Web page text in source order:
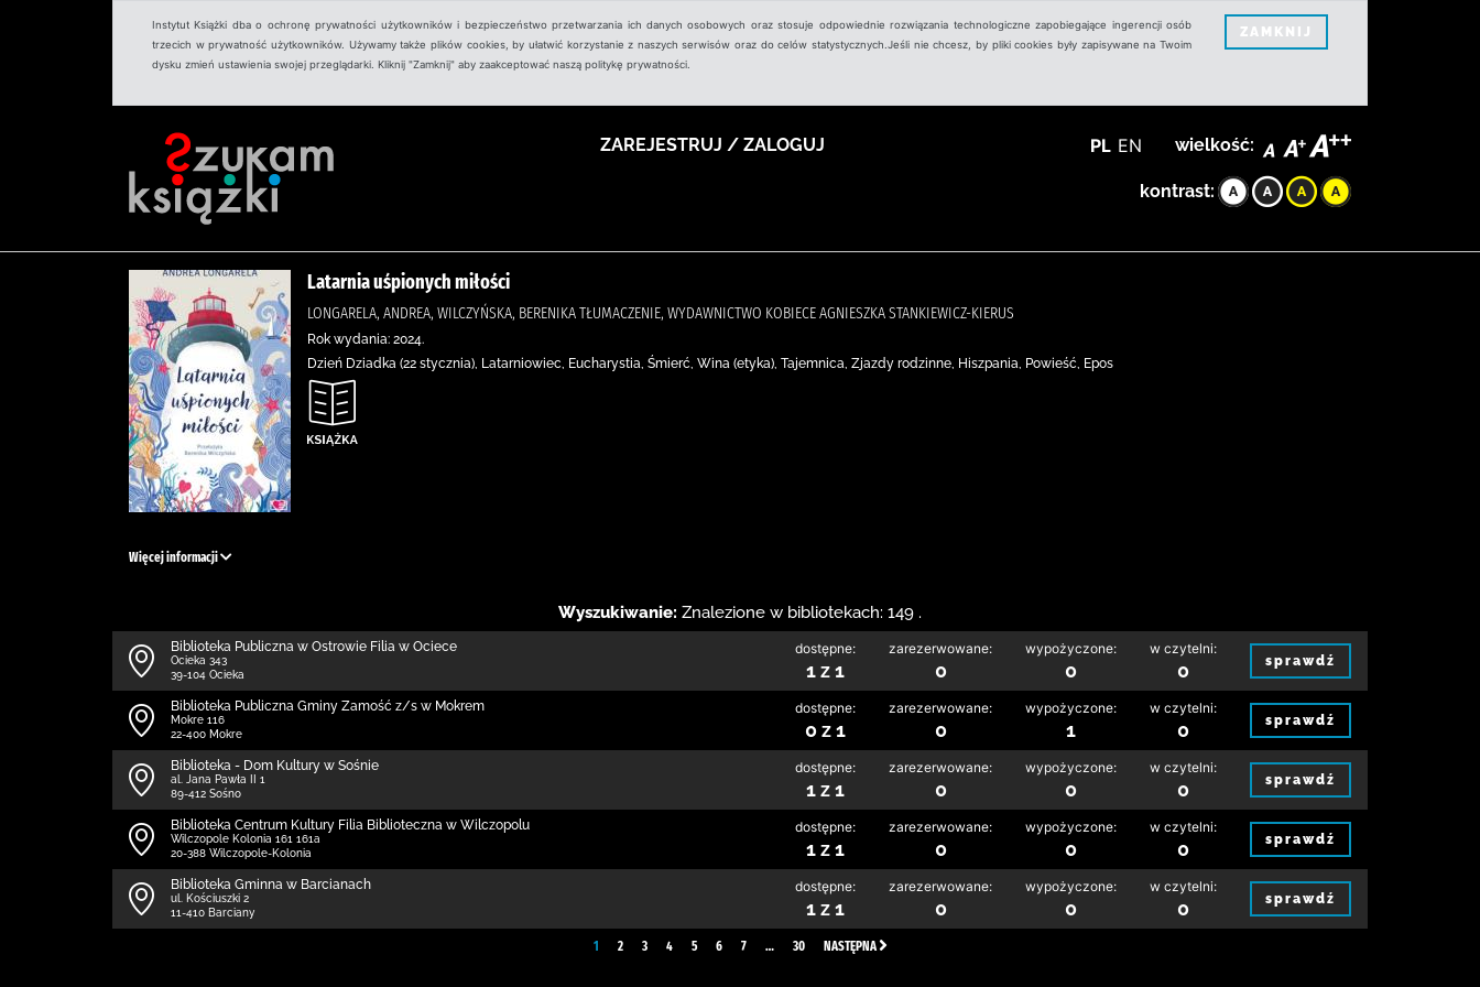
Instytut Książki dba o ochronę prywatności użytkowników i bezpieczeństwo przetwarzania ich danych osobowych oraz stosuje odpowiednie rozwiązania technologiczne zapobiegające ingerencji osób
trzecich w prywatność użytkowników. Używamy także plików cookies, by ułatwić korzystanie z naszych serwisów oraz do celów statystycznych.Jeśli nie chcesz, by pliki cookies były zapisywane na Twoim
dysku zmień ustawienia swojej przeglądarki. Kliknij "Zamknij" aby zaakceptować naszą politykę prywatności.
ZAMKNIJ
ZAREJESTRUJ / ZALOGUJ PL EN wielkość:
kontrast:
Latarnia uśpionych miłości
LONGARELA, ANDREA, WILCZYŃSKA, BERENIKA TŁUMACZENIE, WYDAWNICTWO KOBIECE AGNIESZKA STANKIEWICZ-KIERUS
Rok wydania: 2024.
Dzień Dziadka (22 stycznia), Latarniowiec, Eucharystia, Śmierć, Wina (etyka), Tajemnica, Zjazdy rodzinne, Hiszpania, Powieść, Epos
Więcej informacji
Wyszukiwanie: Znalezione w bibliotekach: 149 .
Biblioteka Publiczna w Ostrowie Filia w Ociece
Ocieka 343
39-104 Ocieka
dostępne:
1 z 1
zarezerwowane:
0
wypożyczone:
0
w czytelni:
0 sprawdź
Biblio­teka Publiczna Gminy Zamość z/s w Mokrem
Mokre 116
22-400 Mokre
dostępne:
0 z 1
zarezerwowane:
0
wypożyczone:
1
w czytelni:
0 sprawdź
Biblioteka - Dom Kultury w Sośnie
al. Jana Pawła II 1
89-412 Sośno
dostępne:
1 z 1
zarezerwowane:
0
wypożyczone:
0
w czytelni:
0 sprawdź
Biblioteka Centrum Kultury Filia Biblioteczna w Wilczopolu
Wilczopole Kolonia 161 161a
20-388 Wilczopole-Kolonia
dostępne:
1 z 1
zarezerwowane:
0
wypożyczone:
0
w czytelni:
0 sprawdź
Biblioteka Gminna w Barcianach
ul. Kościuszki 2
11-410 Barciany
dostępne:
1 z 1
zarezerwowane:
0
wypożyczone:
0
w czytelni:
0 sprawdź
1 2 3 4 5 6 7 … 30 NASTĘPNA